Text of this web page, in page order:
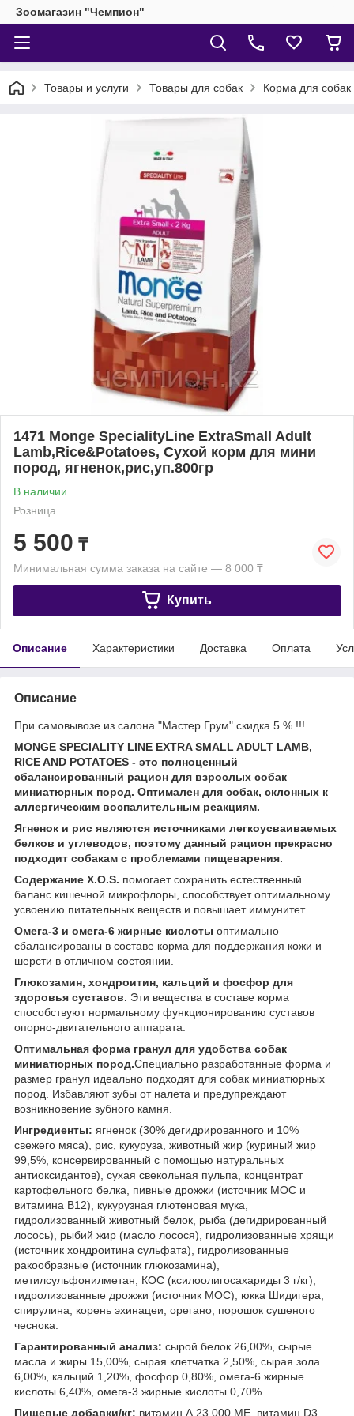
Зоомагазин "Чемпион"
Товары и услуги Товары для собак Корма для собак
1471 Monge SpecialityLine ExtraSmall Adult
Lamb,Rice&Potatoes, Сухой корм для мини
пород, ягненок,рис,уп.800гр
В наличии
Розница
5 500 ₸
Минимальная сумма заказа на сайте — 8 000 ₸
Купить
Описание Характеристики Доставка Оплата
Описание
При самовывозе из салона "Мастер Грум" скидка 5 % !!!
MONGE SPECIALITY LINE EXTRA SMALL ADULT LAMB,
RICE AND POTATOES - это полноценный
сбалансированный рацион для взрослых собак
миниатюрных пород. Оптимален для собак, склонных к
аллергическим воспалительным реакциям.
Ягненок и рис являются источниками легкоусваиваемых
белков и углеводов, поэтому данный рацион прекрасно
подходит собакам с проблемами пищеварения.
Содержание X.O.S. помогает сохранить естественный
баланс кишечной микрофлоры, способствует оптимальному
усвоению питательных веществ и повышает иммунитет.
Омега-3 и омега-6 жирные кислоты оптимально
сбалансированы в составе корма для поддержания кожи и
шерсти в отличном состоянии.
Глюкозамин, хондроитин, кальций и фосфор для
здоровья суставов. Эти вещества в составе корма
способствуют нормальному функционированию суставов
опорно-двигательного аппарата.
Оптимальная форма гранул для удобства собак
миниатюрных пород.Специально разработанные форма и
размер гранул идеально подходят для собак миниатюрных
пород. Избавляют зубы от налета и предупреждают
возникновение зубного камня.
Ингредиенты: ягненок (30% дегидрированного и 10%
свежего мяса), рис, кукуруза, животный жир (куриный жир
99,5%, консервированный с помощью натуральных
антиоксидантов), сухая свекольная пульпа, концентрат
картофельного белка, пивные дрожжи (источник МОС и
витамина B12), кукурузная глютеновая мука,
гидролизованный животный белок, рыба (дегидрированный
лосось), рыбий жир (масло лосося), гидролизованные хрящи
(источник хондроитина сульфата), гидролизованные
ракообразные (источник глюкозамина),
метилсульфонилметан, КОС (ксилоолигосахариды 3 г/кг),
гидролизованные дрожжи (источник МОС), юкка Шидигера,
спирулина, корень эхинацеи, орегано, порошок сушеного
чеснока.
Гарантированный анализ: сырой белок 26,00%, сырые
масла и жиры 15,00%, сырая клетчатка 2,50%, сырая зола
6,00%, кальций 1,20%, фосфор 0,80%, омега-6 жирные
кислоты 6,40%, омега-3 жирные кислоты 0,70%.
Пищевые добавки/кг: витамин А 23 000 МЕ, витамин D3